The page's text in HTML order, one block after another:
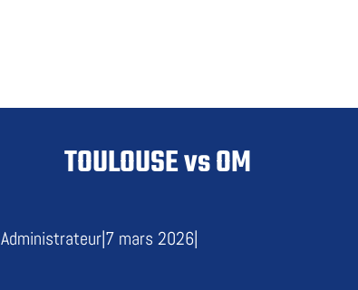
TOULOUSE vs OM
Administrateur|7 mars 2026|